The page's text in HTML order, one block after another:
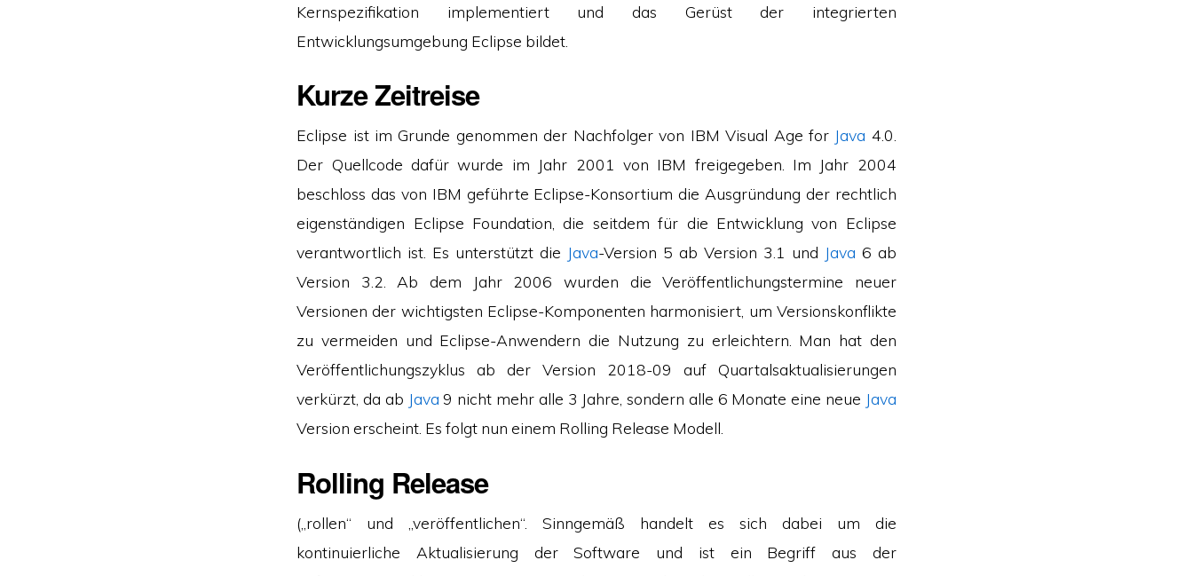
Kernspezifikation implementiert und das Gerüst der integrierten
Entwicklungsumgebung Eclipse bildet.
Kurze Zeitreise
Eclipse ist im Grunde genommen der Nachfolger von IBM Visual Age for Java 4.0.
Der Quellcode dafür wurde im Jahr 2001 von IBM freigegeben. Im Jahr 2004
beschloss das von IBM geführte Eclipse-Konsortium die Ausgründung der rechtlich
eigenständigen Eclipse Foundation, die seitdem für die Entwicklung von Eclipse
verantwortlich ist. Es unterstützt die Java-Version 5 ab Version 3.1 und Java 6 ab
Version 3.2. Ab dem Jahr 2006 wurden die Veröffentlichungstermine neuer
Versionen der wichtigsten Eclipse-Komponenten harmonisiert, um Versionskonflikte
zu vermeiden und Eclipse-Anwendern die Nutzung zu erleichtern. Man hat den
Veröffentlichungszyklus ab der Version 2018-09 auf Quartalsaktualisierungen
verkürzt, da ab Java 9 nicht mehr alle 3 Jahre, sondern alle 6 Monate eine neue Java
Version erscheint. Es folgt nun einem Rolling Release Modell.
Rolling Release
(„rollen“ und „veröffentlichen“. Sinngemäß handelt es sich dabei um die
kontinuierliche Aktualisierung der Software und ist ein Begriff aus der